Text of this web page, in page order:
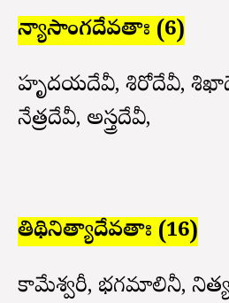
న్యాసాంగదేవతాః (6)
హృదయదేవీ, శిరోదేవీ,
నేత్రదేవీ, అస్త్రదేవీ,
తిథినిత్యాదేవతాః (16)
కామేశ్వరీ, భగమాలినీ,